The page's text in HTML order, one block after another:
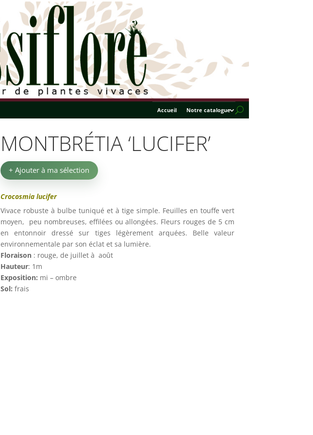
Accueil Notre catalogue
MONTBRÉTIA ‘LUCIFER’
+ Ajouter à ma sélection
Crocosmia lucifer
Vivace robuste à bulbe tuniqué et à tige simple. Feuilles en touffe vert
moyen, peu nombreuses, effilées ou allongées. Fleurs rouges de 5 cm
en entonnoir dressé sur tiges légèrement arquées. Belle valeur
environnementale par son éclat et sa lumière.
Floraison : rouge, de juillet à août
Hauteur: 1m
Exposition: mi – ombre
Sol:frais